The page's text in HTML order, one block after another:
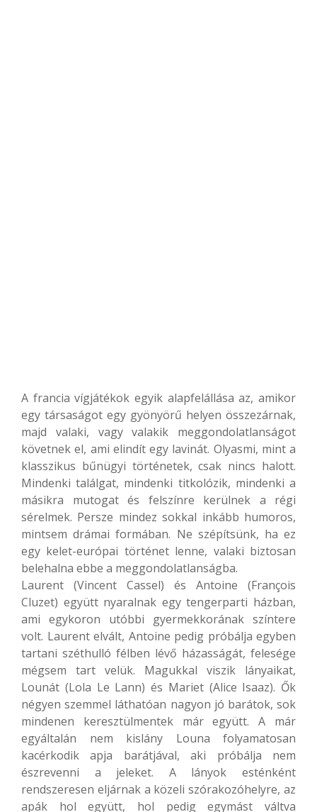
A francia vígjátékok egyik alapfelállása az, amikor
egy társaságot egy gyönyörű helyen összezárnak,
majd valaki, vagy valakik meggondolatlanságot
követnek el, ami elindít egy lavinát. Olyasmi, mint a
klasszikus bűnügyi történetek, csak nincs halott.
Mindenki találgat, mindenki titkolózik, mindenki a
másikra mutogat és felszínre kerülnek a régi
sérelmek. Persze mindez sokkal inkább humoros,
mintsem drámai formában. Ne szépítsünk, ha ez
egy kelet-európai történet lenne, valaki biztosan
belehalna ebbe a meggondolatlanságba.
Laurent (Vincent Cassel) és Antoine (François
Cluzet) együtt nyaralnak egy tengerparti házban,
ami egykoron utóbbi gyermekkorának színtere
volt. Laurent elvált, Antoine pedig próbálja egyben
tartani széthulló félben lévő házasságát, felesége
mégsem tart velük. Magukkal viszik lányaikat,
Lounát (Lola Le Lann) és Mariet (Alice Isaaz). Ők
négyen szemmel láthatóan nagyon jó barátok, sok
mindenen keresztülmentek már együtt. A már
egyáltalán nem kislány Louna folyamatosan
kacérkodik apja barátjával, aki próbálja nem
észrevenni a jeleket. A lányok esténként
rendszeresen eljárnak a közeli szórakozóhelyre, az
apák hol együtt, hol pedig egymást váltva